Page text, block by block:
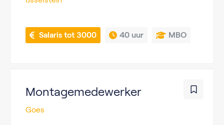
Salaris tot 3000 40 uur MBO
Montagemedewerker
Goes